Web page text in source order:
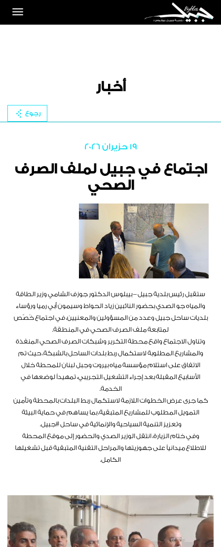
أخبار
رجوع
19 حزيران 2026
اجتماع في جبيل لملف الصرف
الصحي
ستقبل رئيس بلدية جبيل – بيبلوس الدكتور جوزف الشامي وزير الطاقة
والمياه جو الصدي بحضور النائبين زياد الحواط وسيمون أبي رميا ورؤساء
بلديات ساحل جبيل وعدد من المسؤولين والمعنيين، في اجتماع خُصّص
لمتابعة ملف الصرف الصحي في المنطقة.
وتناول الاجتماع واقع محطة التكرير وشبكات الصرف الصحي المنفذة
والمشاريع المطلوبة لاستكمال ربط بلدات الساحل بالشبكة، حيث تم
الاتفاق على استلام مؤسسة مياه بيروت وجبل لبنان للمحطة خلال
الأسابيع المقبلة بعد إجراء التشغيل التجريبي، تمهيداً لوضعها في
الخدمة.
كما جرى عرض الخطوات اللازمة لاستكمال ربط البلدات بالمحطة وتأمين
التمويل المطلوب للمشاريع المتبقية، بما يساهم في حماية البيئة
وتعزيز التنمية السياحية والإنمائية في ساحل #جبيل.
وفي ختام الزيارة، انتقل الوزير الصدي والحضور إلى موقع المحطة
للاطلاع ميدانياً على جهوزيتها والمراحل التقنية المتبقية قبل تشغيلها
الكامل.